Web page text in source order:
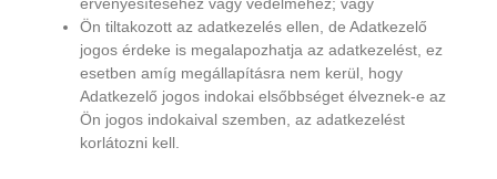
Ön tiltakozott az adatkezelés ellen, de Adatkezelő
jogos érdeke is megalapozhatja az adatkezelést, ez
esetben amíg megállapításra nem kerül, hogy
Adatkezelő jogos indokai elsőbbséget élveznek-e az
Ön jogos indokaival szemben, az adatkezelést
korlátozni kell.